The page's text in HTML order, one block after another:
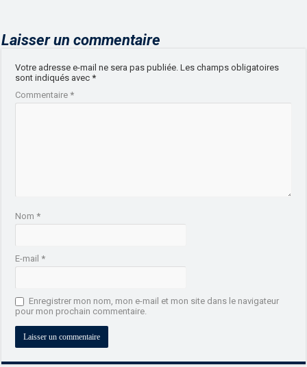
Laisser un commentaire
Votre adresse e-mail ne sera pas publiée. Les champs obligatoires
sont indiqués avec*
Commentaire*
Nom*
E-mail*
Enregistrer mon nom, mon e-mail et mon site dans le navigateur
pour mon prochain commentaire.